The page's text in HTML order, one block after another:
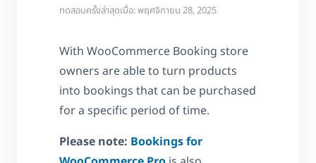
ทดสอบครั้งล่าสุดเมื่อ: พฤศจิกายน 28, 2025
With WooCommerce Booking store
owners are able to turn products
into bookings that can be purchased
for a specific period of time.
Please note: Bookings for